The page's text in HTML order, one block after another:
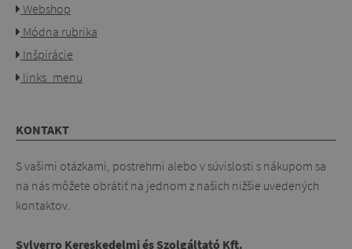
Webshop
Módna rubrika
Inšpirácie
links_menu
KONTAKT
S vašimi otázkami, postrehmi alebo v súvislosti s nákupom sa
na nás môžete obrátiť na jednom z našich nižšie uvedených
kontaktov.
Sylverro Kereskedelmi és Szolgáltató Kft.